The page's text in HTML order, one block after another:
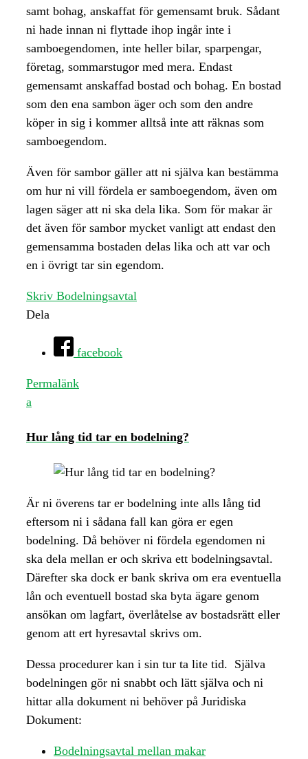
samt bohag, anskaffat för gemensamt bruk. Sådant
ni hade innan ni flyttade ihop ingår inte i
samboegendomen, inte heller bilar, sparpengar,
företag, sommarstugor med mera. Endast
gemensamt anskaffad bostad och bohag. En bostad
som den ena sambon äger och som den andre
köper in sig i kommer alltså inte att räknas som
samboegendom.
Även för sambor gäller att ni själva kan bestämma
om hur ni vill fördela er samboegendom, även om
lagen säger att ni ska dela lika. Som för makar är
det även för sambor mycket vanligt att endast den
gemensamma bostaden delas lika och att var och
en i övrigt tar sin egendom.
Skriv Bodelningsavtal
Dela
facebook
Permalänk
a
Hur lång tid tar en bodelning?
Är ni överens tar er bodelning inte alls lång tid
eftersom ni i sådana fall kan göra er egen
bodelning. Då behöver ni fördela egendomen ni
ska dela mellan er och skriva ett bodelningsavtal.
Därefter ska dock er bank skriva om era eventuella
lån och eventuell bostad ska byta ägare genom
ansökan om lagfart, överlåtelse av bostadsrätt eller
genom att ert hyresavtal skrivs om.
Dessa procedurer kan i sin tur ta lite tid. Själva
bodelningen gör ni snabbt och lätt själva och ni
hittar alla dokument ni behöver på Juridiska
Dokument:
Bodelningsavtal mellan makar